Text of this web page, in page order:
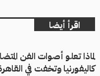
اقرأ أيضا
لماذا تعلو أصوات الفن
كاليفورنيا وتخفت في